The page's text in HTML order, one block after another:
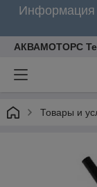
Информация
АКВАМОТОРС
Товары и